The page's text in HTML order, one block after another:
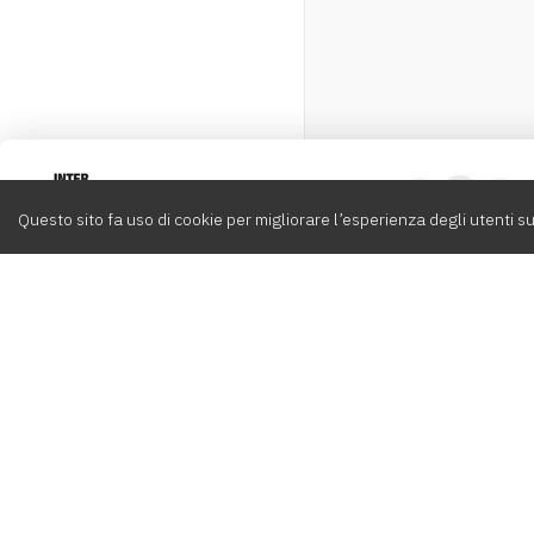
Questo sito fa uso di cookie per migliorare l’esperienza degli utenti